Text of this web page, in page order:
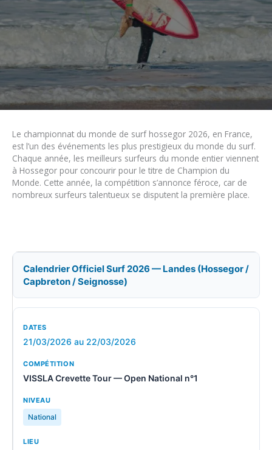
Le championnat du monde de surf hossegor 2026, en France,
est l’un des événements les plus prestigieux du monde du surf.
Chaque année, les meilleurs surfeurs du monde entier viennent
à Hossegor pour concourir pour le titre de Champion du
Monde. Cette année, la compétition s’annonce féroce, car de
nombreux surfeurs talentueux se disputent la première place.
Calendrier Officiel Surf 2026 — Landes (Hossegor /
Capbreton / Seignosse)
21/03/2026 au 22/03/2026
VISSLA Crevette Tour — Open National n°1
National